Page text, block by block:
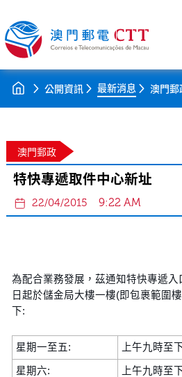
公開資訊 最新消息 澳門郵
澳門郵政
特快專遞取件中心新址
22/04/2015 9:22 AM
為配合業務發展，茲通知特快專遞
日起於儲金局大樓一樓(即包裹範圍
下:
星期一至五: 上午九時至
星期六: 上午九時至